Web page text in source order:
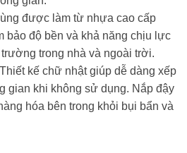
được làm từ nhựa cao cấp
bảo độ bền và khả năng chịu lực
trong nhà và ngoài trời.
kế chữ nhật giúp dễ dàng xếp
gian khi không sử dụng. Nắp đậy
hóa bên trong khỏi bụi bẩn và